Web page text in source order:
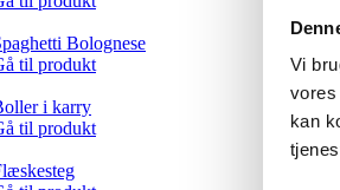
Vi
vores
kan
Bolognese
til produkt
i karry
til produkt